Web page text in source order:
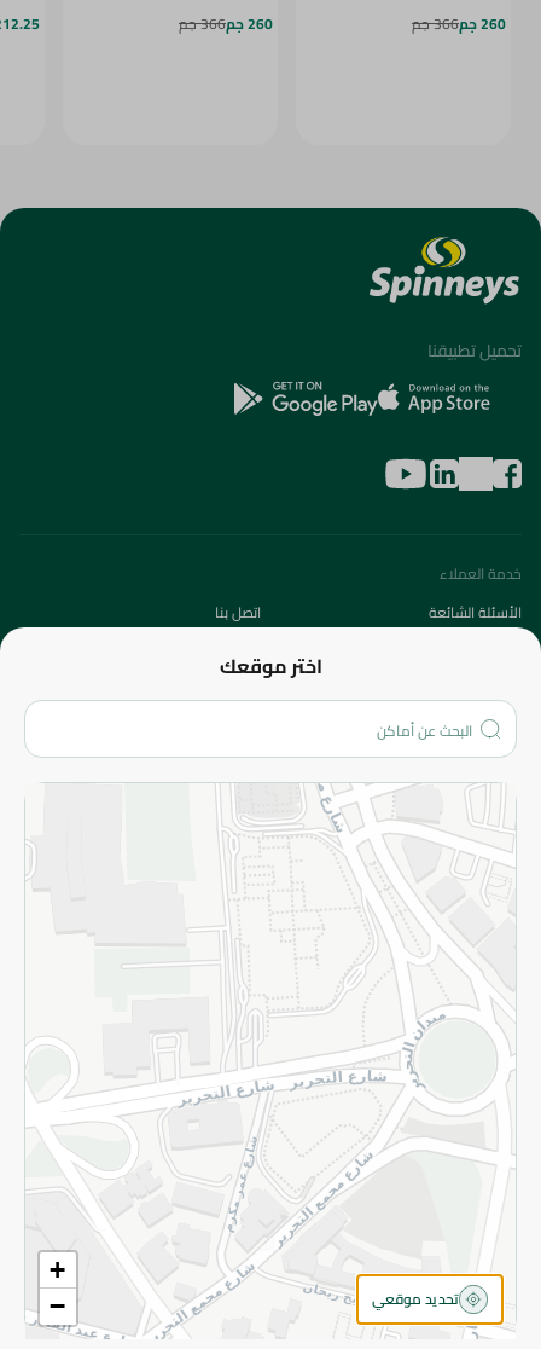
260 جم
366 جم
260 جم
366 جم
212.25
اختر موقعك
+
−
تحديد موقعي
تحميل تطبيقنا
خدمة العملاء
الأسئلة الشائعة
اتصل بنا
من نحن؟
الفروع
المزيد
الاسترجاع
سياسة الاستخدام
سياسة الخصوصية
قم بالتسجيل للنشرة
©2026 - Spinneys | جميع الحقوق محفوظة